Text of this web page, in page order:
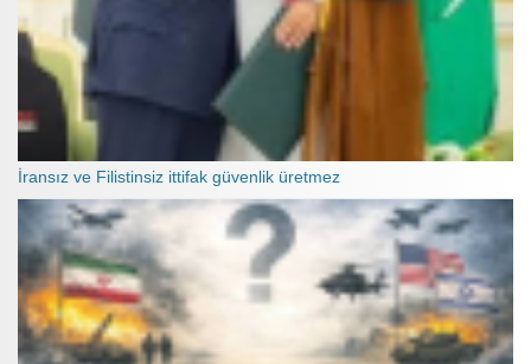
İransız ve Filistinsiz ittifak güvenlik üretmez